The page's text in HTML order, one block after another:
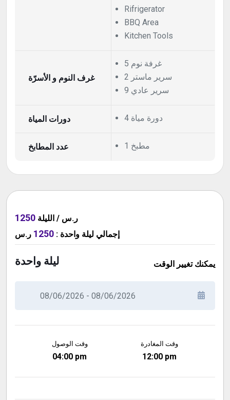
Rifrigerator
BBQ Area
Kitchen Tools
غرف النوم و الأسرّة
5 غرفة نوم
2 سرير ماستر
9 سرير عادي
دورات المياة 4 دورة مياة
عدد المطابخ 1 مطبخ
1250 ر.س / الليلة
إجمالي ليلة واحدة :
1250 ر.س
ليلة واحدة يمكنك تغيير الوقت
وقت الوصول
04:00 pm
وقت المغادرة
12:00 pm